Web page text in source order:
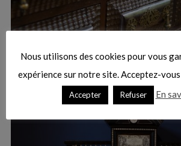
Nous utilisons des cookies pour vous
expérience sur notre site. Acceptez-
Accepter Refuser En